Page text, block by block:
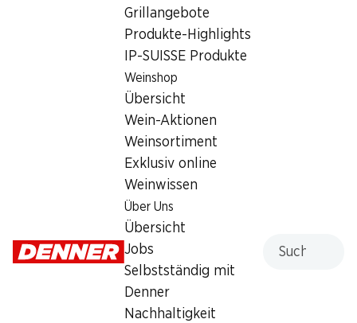
Grillangebote
Produkte-Highlights
IP-SUISSE Produkte
Weinshop
Übersicht
Wein-Aktionen
Weinsortiment
Exklusiv online
Weinwissen
Über Uns
Übersicht
Jobs
Selbstständig mit
Denner
Nachhaltigkeit
Kambly Goldfish The
Original
5.10statt 7.65 *
Roland Bretzeli Classic Roland Sticks Classic